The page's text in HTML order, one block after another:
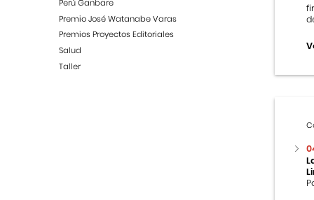
Perú Ganbare
Premio José Watanabe Varas
Premios Proyectos Editoriales
Salud
Taller